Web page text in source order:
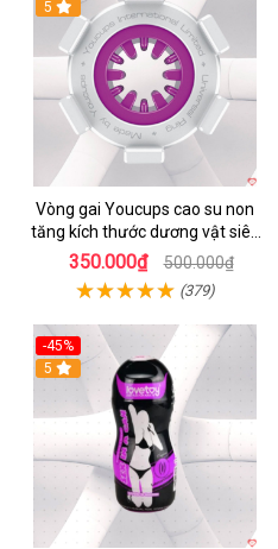
5
Vòng gai Youcups cao su non
tăng kích thước dương vật siêu
kích thích
350.000₫ 500.000₫
(379)
-45%
5